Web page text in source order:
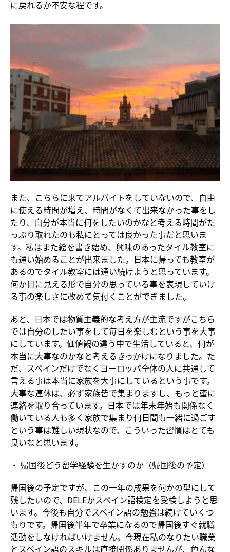
に戻れるか不安な程です。
また、こちらに来てアルバイトをしていないので、自由
に使える時間が増え、時間がなくて出来なかった事をし
たり、自分が本当に何をしたいのかなど考える時間がた
っぷり取れたのも私にとっては良かった事だと思いま
す。私はまた絵を書き始め、興味のあったタイル教室に
も通い始めることが出来ました。日本に帰っても教室が
あるのでタイル教室には通い続けようと思っています。
何か目に見える形で自分の思っている事を表現していけ
る事の楽しさに改めて気付くことができました。
あと、日本では物質主義的な考え方が主流ですがこちら
では自分のしたい事をして毎日を楽しむという事を大事
にしています。価値観の違う中で生活していると、何が
本当に大事なのかなと考えるきっかけになりました。た
だ、スペインだけでなくヨーロッパ全体の人に共通して
言える事は本当に家族を大事にしているという事です。
大事な連休は、必ず家族皆で集まりますし、もっと蜜に
連絡を取り合っています。日本では年末年始も関係なく
働いている人も多く家族で集まり何日間も一緒に過ごす
という事は難しい現状なので、こういった習慣はとても
良いなと思います。
・ 帰国後どう留学経験を生かすのか（帰国後の予定）
帰国後の予定ですが、この一年の成果を何かの型にして
残したいので、DELEかスペイン語検定を受検しようと思
います。今後も自分でスペイン語の勉強は続けていくつ
もりです。帰国後半年で卒業になるので帰国後すぐ就職
活動をしなければいけません。今現在私のなりたい職業
とスペイン語のスキルは直接関係ありませんが、色んな